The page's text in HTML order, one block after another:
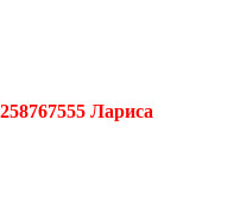
Лариса